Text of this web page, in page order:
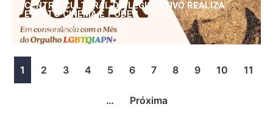
CENTRO CULTURAL DO LEGISLATIVO REALIZA
EVENTO CINEMA E PODER
25/06/2026
1 2 3 4 5 6 7 8 9 10 11
… Próxima